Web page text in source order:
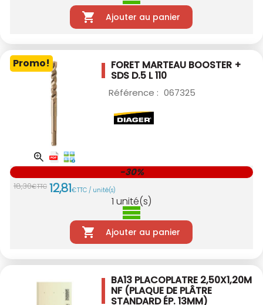
Ajouter au panier
Promo! FORET MARTEAU BOOSTER +
SDS D.5 L 110
Référence : 067325
18,30€TTC 12,81€TTC / unité(s)
-30%
1 unité(s)
Ajouter au panier
BA13 PLACOPLATRE 2,50X1,20M
NF (PLAQUE DE PLÂTRE
STANDARD ÉP. 13MM)